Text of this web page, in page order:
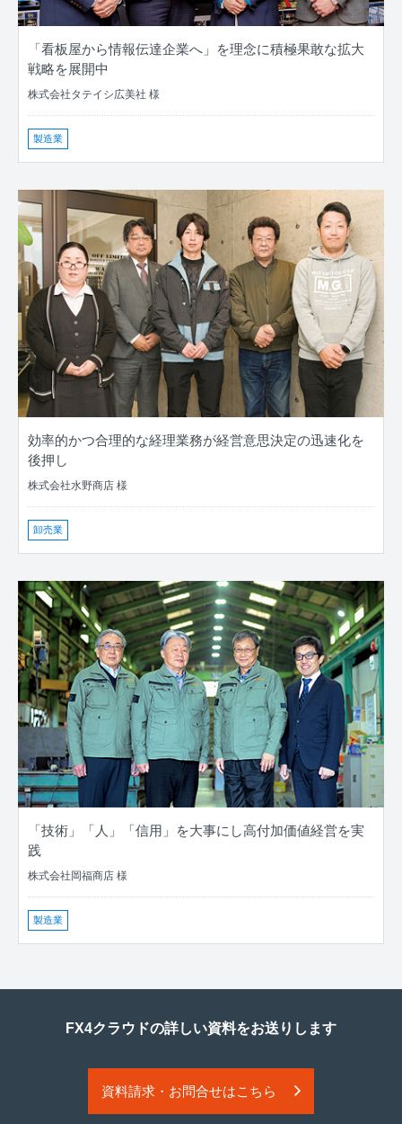
「看板屋から情報伝達企業へ」を理念に積極果敢な拡大
戦略を展開中
株式会社タテイシ広美社 様
製造業
効率的かつ合理的な経理業務が経営意思決定の迅速化を
後押し
株式会社水野商店 様
卸売業
「技術」「人」「信用」を大事にし高付加価値経営を実
践
株式会社岡福商店 様
製造業
FX4クラウドの詳しい資料をお送りします
資料請求・お問合せはこちら